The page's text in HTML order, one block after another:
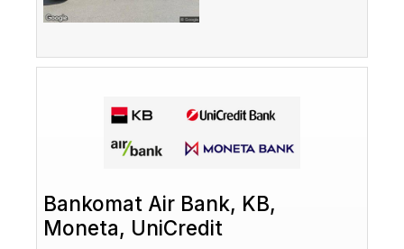
Bankomat Air Bank, KB,
Moneta, UniCredit